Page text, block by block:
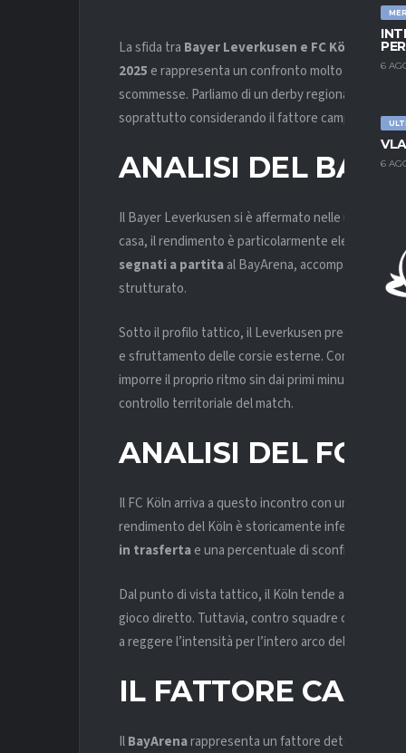
6
6
La sfida tra Bayer Leverkusen e FC Köln , valida
2025 e rappresenta un confronto molto
scommesse. Parliamo di un derby regionale in cui
soprattutto considerando il fattore campo e il
ANALISI DEL
Il Bayer Leverkusen si è affermato nelle ultime
casa, il rendimento è particolarmente elevato: il
segnati a partitaal BayArena, accompagnata
strutturato.
Sotto il profilo tattico, il Leverkusen predilige un
e sfruttamento delle corsie esterne. Contro
imporre il proprio ritmo sin dai primi minuti,
controllo territoriale del match.
ANALISI DEL FC
Il FC Köln arriva a questo incontro con un profilo
rendimento del Köln è storicamente inferiore, con
in trasfertae una percentuale di sconfitte
Dal punto di vista tattico, il Köln tende a
gioco diretto. Tuttavia, contro squadre capaci di
a reggere l’intensità per l’intero arco della gara,
IL FATTORE
IlBayArenarappresenta un fattore determinante